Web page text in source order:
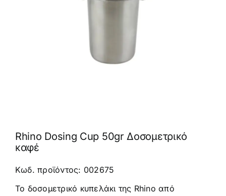
Rhino Dosing Cup 50gr Δοσομετρικό
καφέ
Κωδ. προϊόντος: 002675
Το δοσομετρικό κυπελάκι της Rhino από